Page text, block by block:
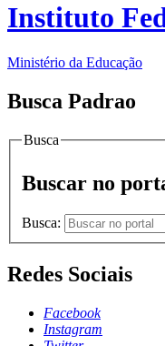
Instituto
Ministério da Educação
Busca Padrao
Busca
Buscar no
Busca:
Redes Sociais
Facebook
Instagram